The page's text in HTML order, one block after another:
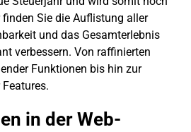
Sie die Auflistung aller
und das Gesamterlebnis
verbessern. Von raffinierten
Funktionen bis hin zur
in der Web-